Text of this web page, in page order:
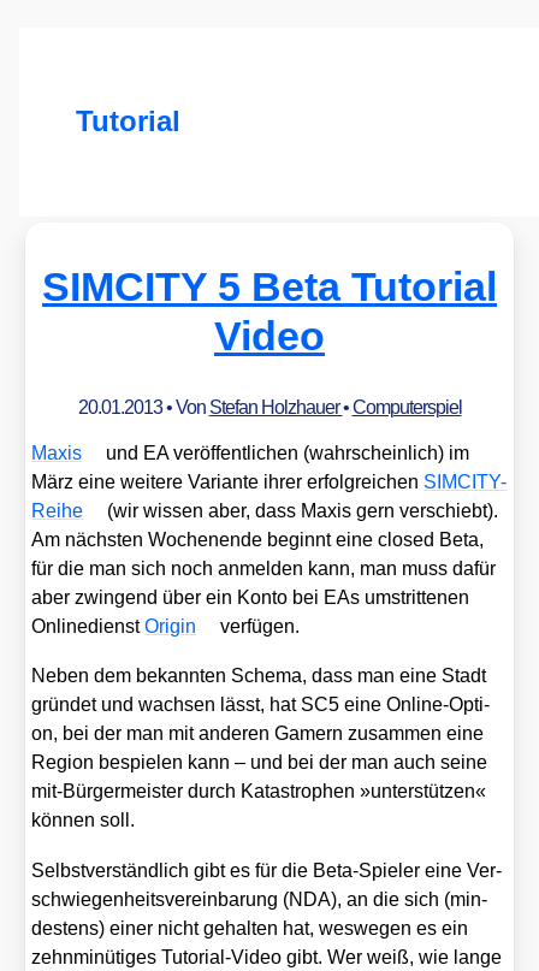
Tutorial
SIMCITY 5 Beta Tutorial
Video
20.01.2013• Von Stefan Holzhauer•Computerspiel
Maxis
und EA ver­öf­fent­li­chen (wahr­schein­lich) im
März eine wei­te­re Vari­an­te ihrer erfolg­rei­chen SIM­CI­TY-
Rei­he
(wir wis­sen aber, dass Maxis gern ver­schiebt).
Am nächs­ten Wochen­en­de beginnt eine clo­sed Beta,
für die man sich noch anmel­den kann, man muss dafür
aber zwin­gend über ein Kon­to bei EAs umstrit­te­nen
Online­dienstOri­gin ver­fü­gen.
Neben dem bekann­ten Sche­ma, dass man eine Stadt
grün­det und wach­sen lässt, hat SC5 eine Online-Opti­
on, bei der man mit ande­ren Gamern zusam­men eine
Regi­on bespie­len kann – und bei der man auch sei­ne
mit-Bür­ger­meis­ter durch Kata­stro­phen »unter­stüt­zen«
kön­nen soll.
Selbst­ver­ständ­lich gibt es für die Beta-Spie­ler eine Ver­
schwie­gen­heits­ver­ein­ba­rung (NDA), an die sich (min­
des­tens) einer nicht gehal­ten hat, wes­we­gen es ein
zehn­mi­nü­ti­ges Tuto­ri­al-Video gibt. Wer weiß, wie lan­ge